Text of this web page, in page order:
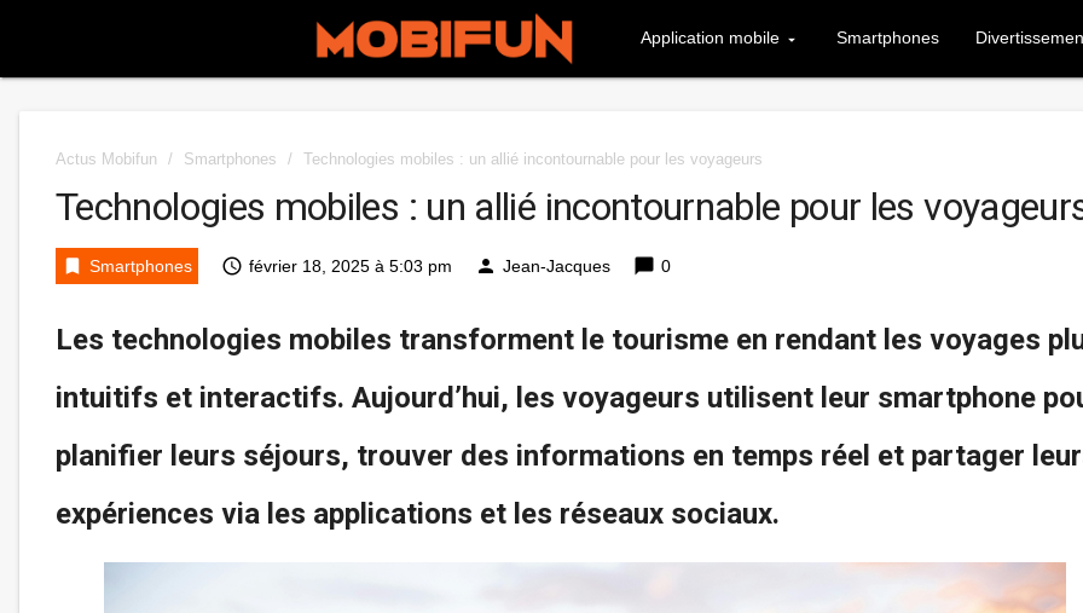
Application mobile Smartphones
Actus Mobifun / Smartphones / Technologies mobiles : un allié incontournable pour les voyageurs
Technologies mobiles : un allié incontournable pour les
bookmark Smartphones access_time février 18, 2025 à 5:03 pm person Jean-Jacques chat_bubble 0
Les technologies mobiles transforment le tourisme en rendant les voyages
intuitifs et interactifs. Aujourd’hui, les voyageurs utilisent leur smartphone
planifier leurs séjours, trouver des informations en temps réel et partager
expériences via les applications et les réseaux sociaux.